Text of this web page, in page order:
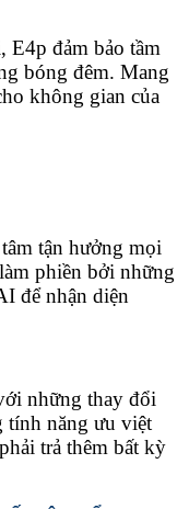
E4p đảm bảo tầm
bóng đêm. Mang
không gian của
tận hưởng mọi
phiền bởi những
để nhận diện
những thay đổi
tính năng ưu việt
trả thêm bất kỳ